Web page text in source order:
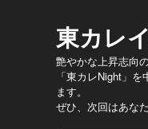
東カレ
艶やかな上昇志向
「東カレNight」
ます。
ぜひ、次回はあな